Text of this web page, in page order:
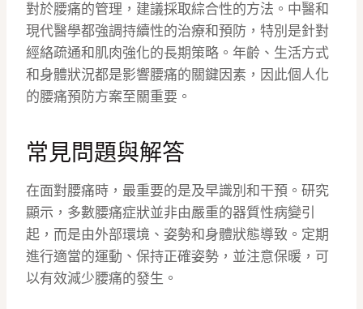
對於腰痛的管理，建議採取綜合性的方法。中醫和
現代醫學都強調持續性的治療和預防，特別是針對
經絡疏通和肌肉強化的長期策略。年齡、生活方式
和身體狀況都是影響腰痛的關鍵因素，因此個人化
的腰痛預防方案至關重要。
常見問題與解答
在面對腰痛時，最重要的是及早識別和干預。研究
顯示，多數腰痛症狀並非由嚴重的器質性病變引
起，而是由外部環境、姿勢和身體狀態導致。定期
進行適當的運動、保持正確姿勢，並注意保暖，可
以有效減少腰痛的發生。